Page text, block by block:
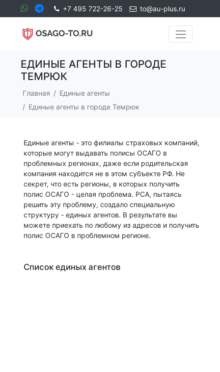
+7 495 722-26-25 to@au-plus.ru
ЕДИНЫЕ АГЕНТЫ В ГОРОДЕ
ТЕМРЮК
Главная
Единые агенты
Единые агенты в городе Темрюк
Единые агенты - это филиалы страховых компаний,
которые могут выдавать полисы ОСАГО в
проблемных регионах, даже если родительская
компания находится не в этом субъекте РФ. Не
секрет, что есть регионы, в которых получить
полис ОСАГО - целая проблема. РСА, пытаясь
решить эту проблему, создало специальную
структуру - единых агентов. В результате вы
можете приехать по любому из адресов и получить
полис ОСАГО в проблемном регионе.
Список единых агентов